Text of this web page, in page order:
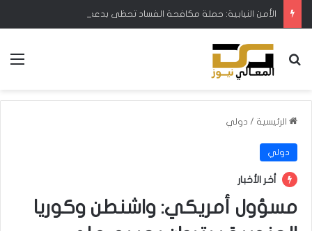
بحث عن
الرئيسية / دولي
دولي
أخر الأخبار
مسؤول أمريكي: واشنطن وكوريا